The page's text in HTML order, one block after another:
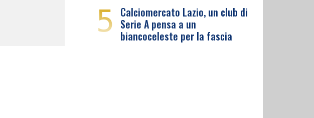
5 Calciomercato Lazio, un club di
Serie A pensa a un
biancoceleste per la fascia